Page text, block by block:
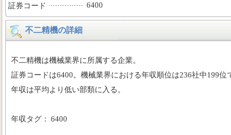
証券コード
6400
不二精機の詳細
不二精機は機械業界に所属する企業。
証券コードは6400。機械業界における年収順位は236社中199位
年収は平均より低い部類に入る。
年収タグ： 6400